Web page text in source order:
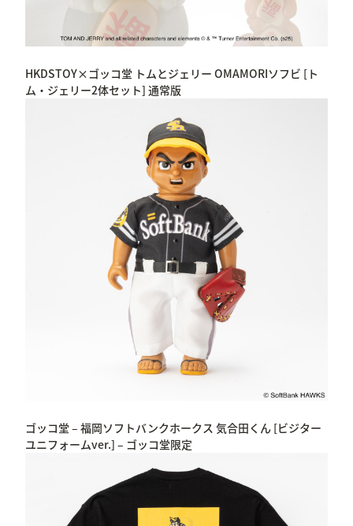
HKDSTOY×ゴッコ堂 トムとジェリー OMAMORIソフビ [ト
ム・ジェリー2体セット] 通常版
ゴッコ堂 – 福岡ソフトバンクホークス 気合田くん [ビジター
ユニフォームver.] – ゴッコ堂限定